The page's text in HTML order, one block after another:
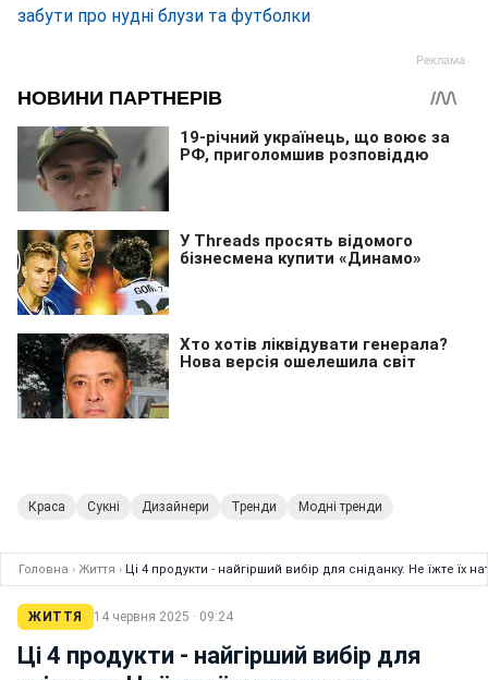
забути про нудні блузи та футболки
Краса Сукні Дизайнери Тренди Модні тренди
Головна › Життя › Ці 4 продукти - найгірший вибір для сніданку. Не їжте їх
ЖИТТЯ 14 червня 2025 · 09:24
Ці 4 продукти - найгірший вибір для